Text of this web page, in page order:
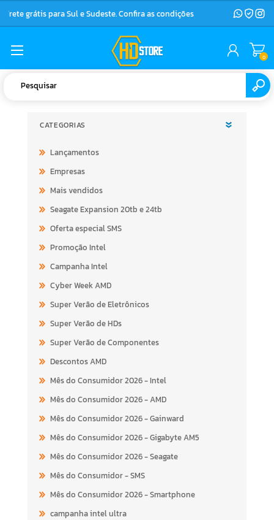
Frete grátis para Sul e Sudeste. Confira as condições
0
CATEGORIAS
Lançamentos
Empresas
Mais vendidos
Seagate Expansion 20tb e 24tb
Oferta especial SMS
Promoção Intel
Campanha Intel
Cyber Week AMD
Super Verão de Eletrônicos
Super Verão de HDs
Super Verão de Componentes
Descontos AMD
Mês do Consumidor 2026 - Intel
Mês do Consumidor 2026 - AMD
Mês do Consumidor 2026 - Gainward
Mês do Consumidor 2026 - Gigabyte AM5
Mês do Consumidor 2026 - Seagate
Mês do Consumidor - SMS
Mês do Consumidor 2026 - Smartphone
campanha intel ultra